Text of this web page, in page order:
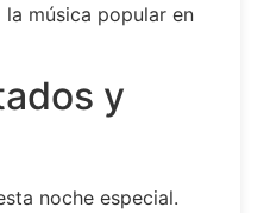
música popular en
y
noche especial.